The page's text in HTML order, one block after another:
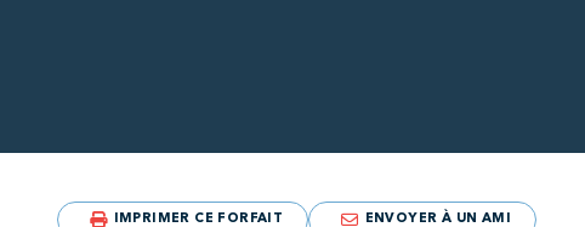
IMPRIMER CE FORFAIT ENVOYER À UN AMI